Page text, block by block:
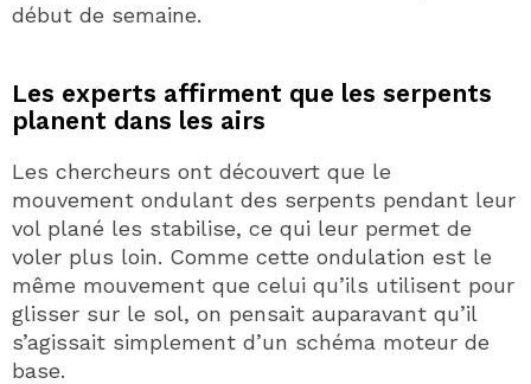
début de semaine.
Les experts affirment que les serpents
planent dans les airs
Les chercheurs ont découvert que le
mouvement ondulant des serpents pendant leur
vol plané les stabilise, ce qui leur permet de
voler plus loin. Comme cette ondulation est le
même mouvement que celui qu’ils utilisent pour
glisser sur le sol, on pensait auparavant qu’il
s’agissait simplement d’un schéma moteur de
base.